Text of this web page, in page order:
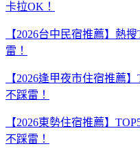
卡拉OK！
【2026台中民宿推薦】熱
雷！
【2026逢甲夜市住宿推薦
不踩雷！
【2026東勢住宿推薦】
不踩雷！